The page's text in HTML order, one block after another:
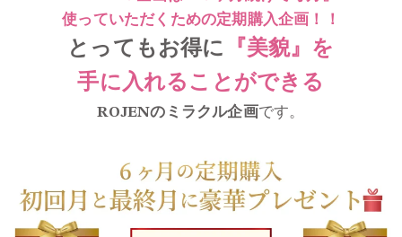
使っていただくための定期購入企画！！
とってもお得に
『美貌』を
手に入れることができる
ROJENのミラクル企画です。